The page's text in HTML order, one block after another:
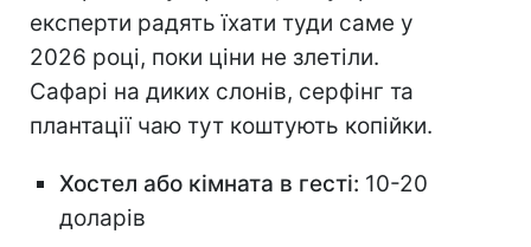
експерти радять їхати туди саме у
2026 році, поки ціни не злетіли.
Сафарі на диких слонів, серфінг та
плантації чаю тут коштують копійки.
Хостел або кімната в гесті: 10-20
доларів